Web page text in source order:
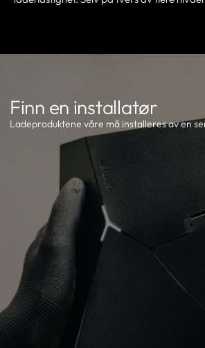
Finn en installatør
Ladeproduktene våre må installeres av en